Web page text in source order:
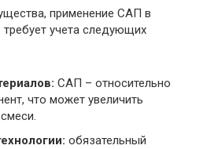
применение САП в
учета следующих
САП – относительно
что может увеличить
обязательный